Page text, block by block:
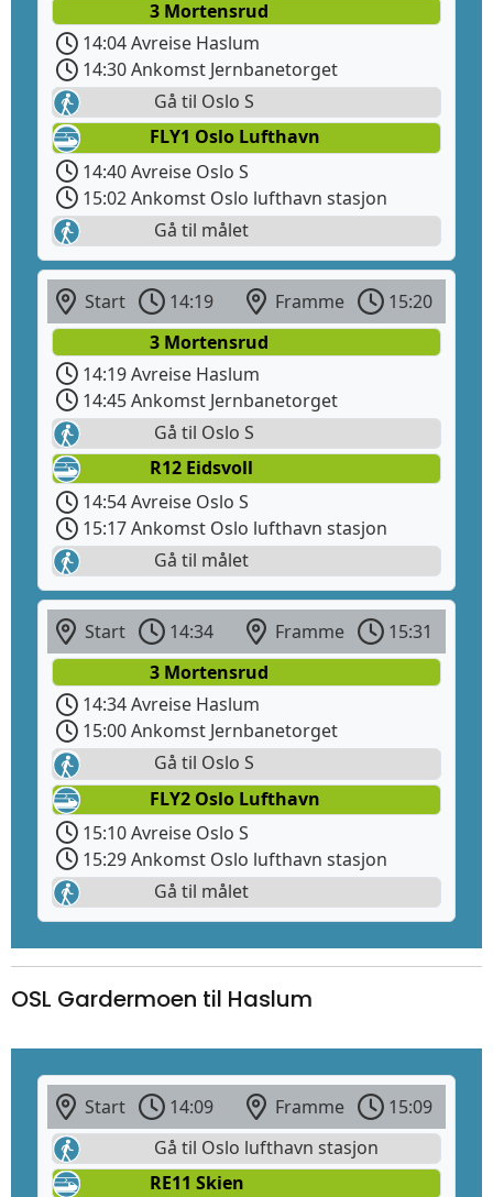
3 Mortensrud
14:04 Avreise Haslum
14:30 Ankomst Jernbanetorget
Gå til Oslo S
FLY1 Oslo Lufthavn
14:40 Avreise Oslo S
15:02 Ankomst Oslo lufthavn stasjon
Gå til målet
Start 14:19 Framme
15:20
3 Mortensrud
14:19 Avreise Haslum
14:45 Ankomst Jernbanetorget
Gå til Oslo S
R12 Eidsvoll
14:54 Avreise Oslo S
15:17 Ankomst Oslo lufthavn stasjon
Gå til målet
Start 14:34 Framme
15:31
3 Mortensrud
14:34 Avreise Haslum
15:00 Ankomst Jernbanetorget
Gå til Oslo S
FLY2 Oslo Lufthavn
15:10 Avreise Oslo S
15:29 Ankomst Oslo lufthavn stasjon
Gå til målet
OSL Gardermoen til Haslum
Start 14:09 Framme
15:09
Gå til Oslo lufthavn stasjon
RE11 Skien